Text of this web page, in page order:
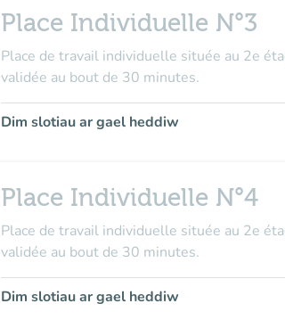
Place Individuelle N°3
Place de travail individuelle située au 2e
validée au bout de 30 minutes.
Dim slotiau ar gael heddiw
Place Individuelle N°4
Place de travail individuelle située au 2e
validée au bout de 30 minutes.
Dim slotiau ar gael heddiw